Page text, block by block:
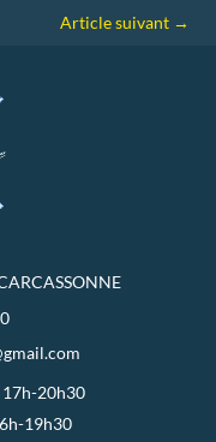
Article suivant →
17h-20h30
19h30